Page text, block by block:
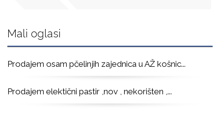
Mali oglasi
Prodajem osam pčelinjih zajednica u AŽ košnic...
Prodajem elektični pastir ,nov , nekorišten , ...